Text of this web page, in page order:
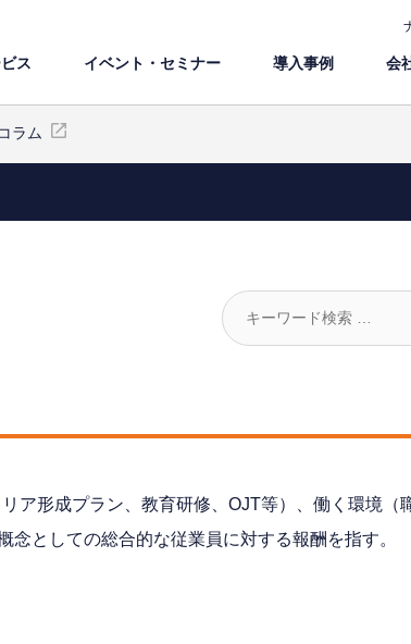
ス イベント・セミナー 導⼊事例 会
ラム
形成プラン、教育研修、OJT等）、働く環境（
としての総合的な従業員に対する報酬を指す。